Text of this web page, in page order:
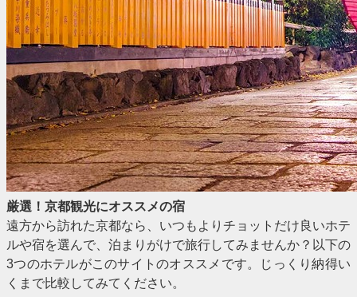
厳選！京都観光にオススメの宿
遠方から訪れた京都なら、いつもよりチョットだけ良いホテ
ルや宿を選んで、泊まりがけで旅行してみませんか？以下の
3つのホテルがこのサイトのオススメです。じっくり納得い
くまで比較してみてください。